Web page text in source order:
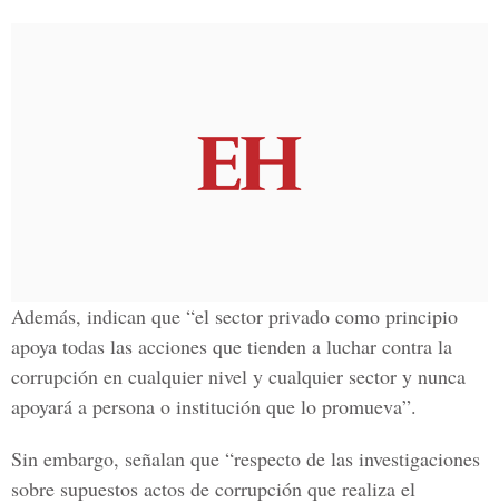
Además, indican que “el sector privado como principio
apoya todas las acciones que tienden a luchar contra la
corrupción en cualquier nivel y cualquier sector y nunca
apoyará a persona o institución que lo promueva”.
Sin embargo, señalan que “respecto de las investigaciones
sobre supuestos actos de corrupción que realiza el